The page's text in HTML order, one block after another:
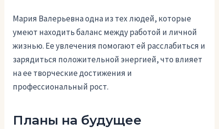
Мария Валерьевна одна из тех людей, которые
умеют находить баланс между работой и личной
жизнью. Ее увлечения помогают ей расслабиться и
зарядиться положительной энергией, что влияет
на ее творческие достижения и
профессиональный рост.
Планы на будущее